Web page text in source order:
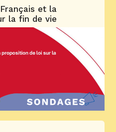
et la
la fin de vie